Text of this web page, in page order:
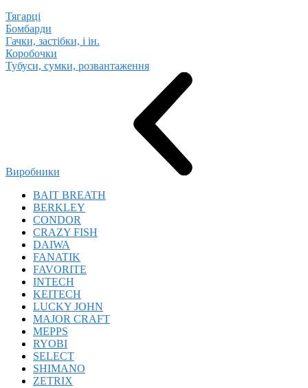
Тягарці
Бомбарди
Гачки, застібки, і ін.
Коробочки
Тубуси, сумки, розвантаження
Виробники
BAIT BREATH
BERKLEY
CONDOR
CRAZY FISH
DAIWA
FANATIK
FAVORITE
INTECH
KEITECH
LUCKY JOHN
MAJOR CRAFT
MEPPS
RYOBI
SELECT
SHIMANO
ZETRIX